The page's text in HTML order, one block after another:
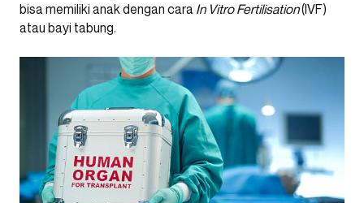
bisa memiliki anak dengan cara In Vitro Fertilisation(IVF)
atau bayi tabung.